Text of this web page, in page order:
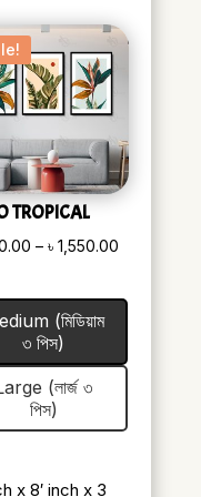
TROPICAL
– ৳1,550.00
৳ 1,020.00
৳ 1,550.00
(মিডিয়াম
৩ পিস)
(লার্জ ৩
পিস)
x 8′ inch x 3